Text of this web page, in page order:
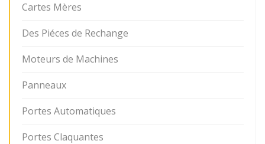
Cartes Mères
Des Piéces de Rechange
Moteurs de Machines
Panneaux
Portes Automatiques
Portes Claquantes